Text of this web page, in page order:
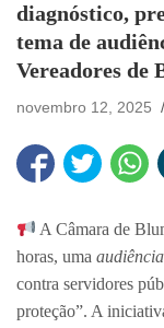
diagnóstico,
tema de
Vereadores de
novembro 12, 2025
A Câmara de
horas, uma
contra servidores
proteção”. A